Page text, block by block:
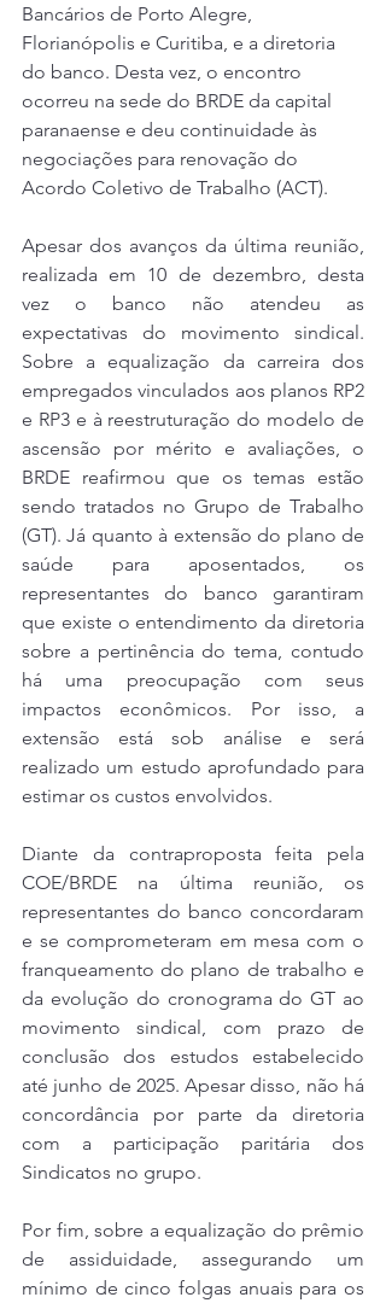
Bancários de Porto Alegre,
Florianópolis e Curitiba, e a diretoria
do banco. Desta vez, o encontro
ocorreu na sede do BRDE da capital
paranaense e deu continuidade às
negociações para renovação do
Acordo Coletivo de Trabalho (ACT).
Apesar dos avanços da última reunião,
realizada em 10 de dezembro, desta
vez o banco não atendeu as
expectativas do movimento sindical.
Sobre a equalização da carreira dos
empregados vinculados aos planos RP2
e RP3 e à reestruturação do modelo de
ascensão por mérito e avaliações, o
BRDE reafirmou que os temas estão
sendo tratados no Grupo de Trabalho
(GT). Já quanto à extensão do plano de
saúde para aposentados, os
representantes do banco garantiram
que existe o entendimento da diretoria
sobre a pertinência do tema, contudo
há uma preocupação com seus
impactos econômicos. Por isso, a
extensão está sob análise e será
realizado um estudo aprofundado para
estimar os custos envolvidos.
Diante da contraproposta feita pela
COE/BRDE na última reunião, os
representantes do banco concordaram
e se comprometeram em mesa com o
franqueamento do plano de trabalho e
da evolução do cronograma do GT ao
movimento sindical, com prazo de
conclusão dos estudos estabelecido
até junho de 2025. Apesar disso, não há
concordância por parte da diretoria
com a participação paritária dos
Sindicatos no grupo.
Por fim, sobre a equalização do prêmio
de assiduidade, assegurando um
mínimo de cinco folgas anuais para os